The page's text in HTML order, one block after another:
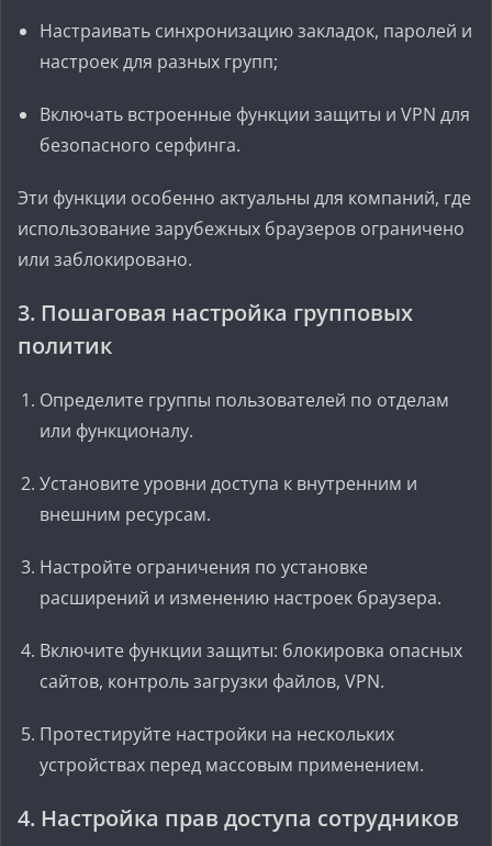
Настраивать синхронизацию закладок, паролей и
настроек для разных групп;
Включать встроенные функции защиты и VPN для
безопасного серфинга.
Эти функции особенно актуальны для компаний, где
использование зарубежных браузеров ограничено
или заблокировано.
3. Пошаговая настройка групповых
политик
Определите группы пользователей по отделам
или функционалу.
Установите уровни доступа к внутренним и
внешним ресурсам.
Настройте ограничения по установке
расширений и изменению настроек браузера.
Включите функции защиты: блокировка опасных
сайтов, контроль загрузки файлов, VPN.
Протестируйте настройки на нескольких
устройствах перед массовым применением.
4. Настройка прав доступа сотрудников